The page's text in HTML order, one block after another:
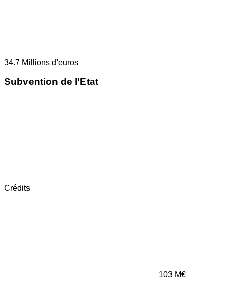
34.7 Millions d'euros
Subvention de l'Etat
Crédits
103 M€